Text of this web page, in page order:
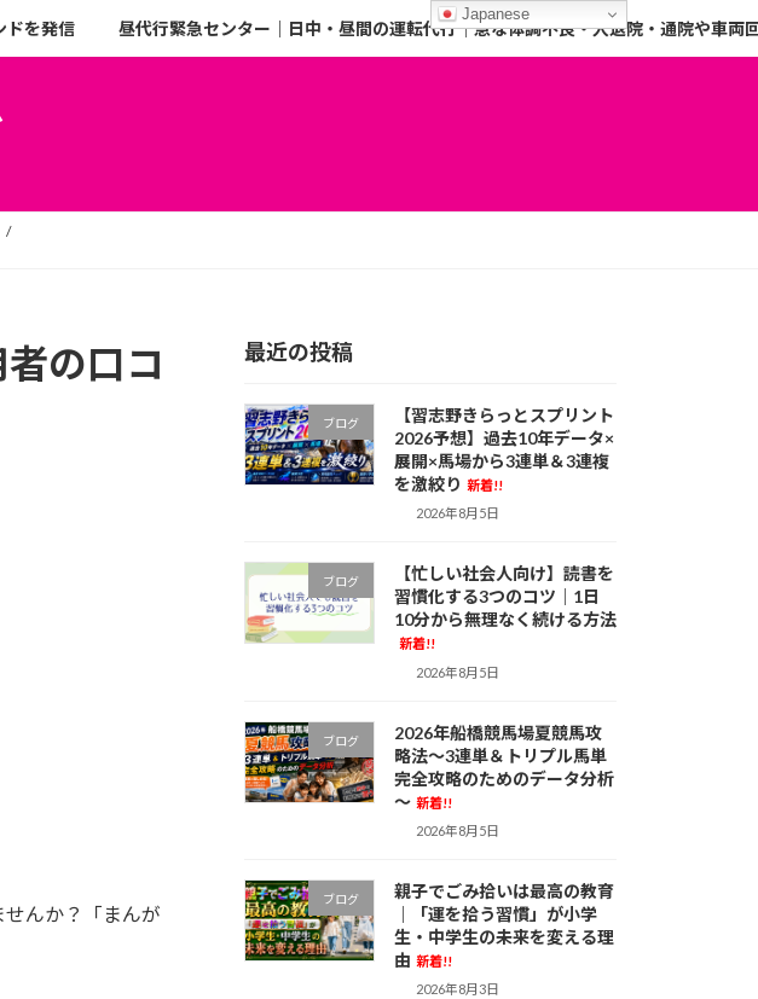
ドを発信 昼代行緊急センター｜日中・昼間の運転代行｜急な体調不良・入退院・通院や車両
の口コ
んか？「まんが
最近の投稿
ブログ
【習志野きらっとスプリント
2026予想】過去10年データ×
展開×馬場から3連単＆3連複
を激絞り 新着!!
2026年8月5日
ブログ
【忙しい社会人向け】読書を
習慣化する3つのコツ｜1日
10分から無理なく続ける方法
新着!!
2026年8月5日
ブログ
2026年船橋競馬場夏競馬攻
略法～3連単＆トリプル馬単
完全攻略のためのデータ分析
～ 新着!!
2026年8月5日
ブログ
親子でごみ拾いは最高の教育
｜「運を拾う習慣」が小学
生・中学生の未来を変える理
由 新着!!
2026年8月3日
Japanese